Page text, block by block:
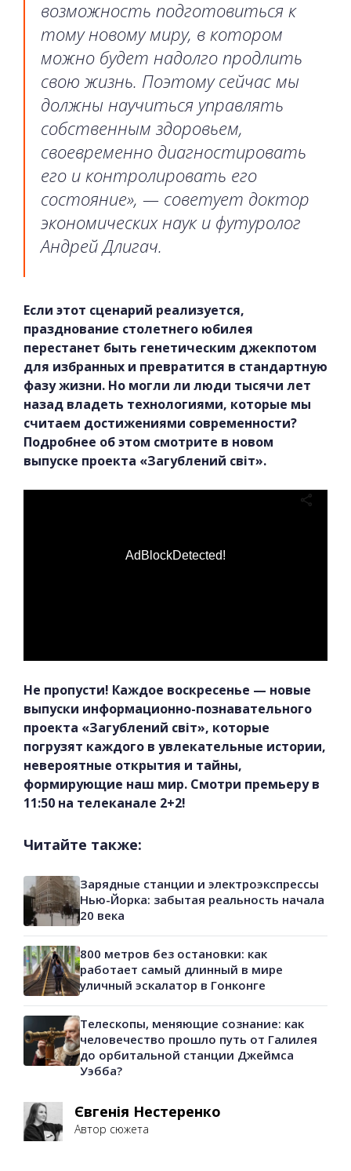
возможность подготовиться к
тому новому миру, в котором
можно будет надолго продлить
свою жизнь. Поэтому сейчас мы
должны научиться управлять
собственным здоровьем,
своевременно диагностировать
его и контролировать его
состояние», — советует доктор
экономических наук и футуролог
Андрей Длигач.
Если этот сценарий реализуется,
празднование столетнего юбилея
перестанет быть генетическим джекпотом
для избранных и превратится в стандартную
фазу жизни. Но могли ли люди тысячи лет
назад владеть технологиями, которые мы
считаем достижениями современности?
Подробнее об этом смотрите в новом
выпуске проекта «Загублений світ».
AdBlockDetected!
Не пропусти! Каждое воскресенье — новые
выпуски информационно-познавательного
проекта «Загублений світ», которые
погрузят каждого в увлекательные истории,
невероятные открытия и тайны,
формирующие наш мир. Смотри премьеру в
11:50 на телеканале 2+2!
Читайте также:
Зарядные станции и электроэкспрессы
Нью-Йорка: забытая реальность начала
20 века
800 метров без остановки: как
работает самый длинный в мире
уличный эскалатор в Гонконге
Телескопы, меняющие сознание: как
человечество прошло путь от Галилея
до орбитальной станции Джеймса
Уэбба?
Євгенія Нестеренко
Автор сюжета